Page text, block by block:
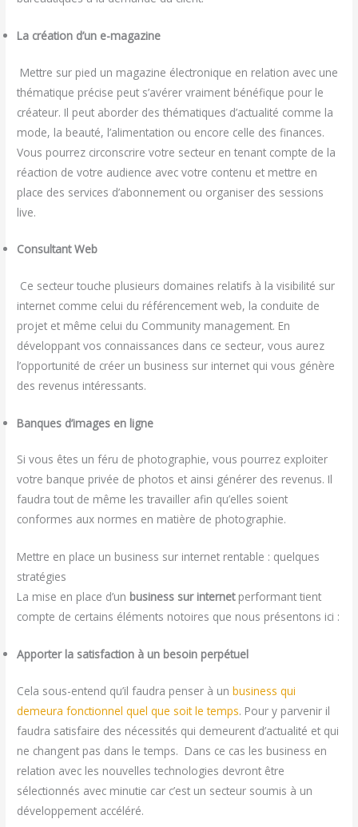
La création d’un e-magazine
Mettre sur pied un magazine électronique en relation avec une
thématique précise peut s’avérer vraiment bénéfique pour le
créateur. Il peut aborder des thématiques d’actualité comme la
mode, la beauté, l’alimentation ou encore celle des finances.
Vous pourrez circonscrire votre secteur en tenant compte de la
réaction de votre audience avec votre contenu et mettre en
place des services d’abonnement ou organiser des sessions
live.
Consultant Web
Ce secteur touche plusieurs domaines relatifs à la visibilité sur
internet comme celui du référencement web, la conduite de
projet et même celui du Community management. En
développant vos connaissances dans ce secteur, vous aurez
l’opportunité de créer un business sur internet qui vous génère
des revenus intéressants.
Banques d’images en ligne
Si vous êtes un féru de photographie, vous pourrez exploiter
votre banque privée de photos et ainsi générer des revenus. Il
faudra tout de même les travailler afin qu’elles soient
conformes aux normes en matière de photographie.
Mettre en place un business sur internet rentable : quelques
stratégies
La mise en place d’un business sur internetperformant tient
compte de certains éléments notoires que nous présentons ici :
Apporter la satisfaction à un besoin perpétuel
Cela sous-entend qu’il faudra penser à unbusiness qui
demeura fonctionnel quel que soit le temps. Pour y parvenir il
faudra satisfaire des nécessités qui demeurent d’actualité et qui
ne changent pas dans le temps. Dans ce cas les business en
relation avec les nouvelles technologies devront être
sélectionnés avec minutie car c’est un secteur soumis à un
développement accéléré.